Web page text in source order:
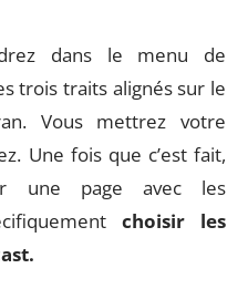
dans le menu de
trois traits alignés sur le
Vous mettrez votre
Une fois que c’est fait,
une page avec les
choisir les